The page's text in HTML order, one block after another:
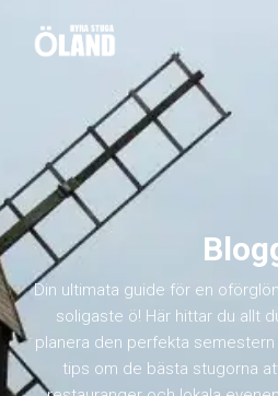
Din ultimata guide för en
soligaste ö! Här hittar du allt
planera den perfekta semestern
tips om de bästa stugorna